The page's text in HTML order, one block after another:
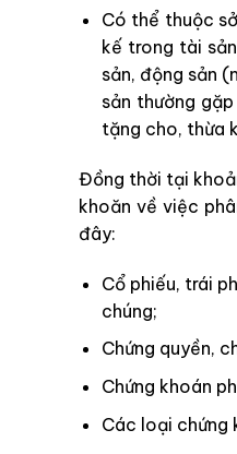
Có thể thuộc
kế trong tài
sản, động sản
sản thường
tặng cho, thừa
Đồng thời tại
khoăn về việc
đây:
Cổ phiếu, trái
chúng;
Chứng quyền,
Chứng khoán
Các loại chứng